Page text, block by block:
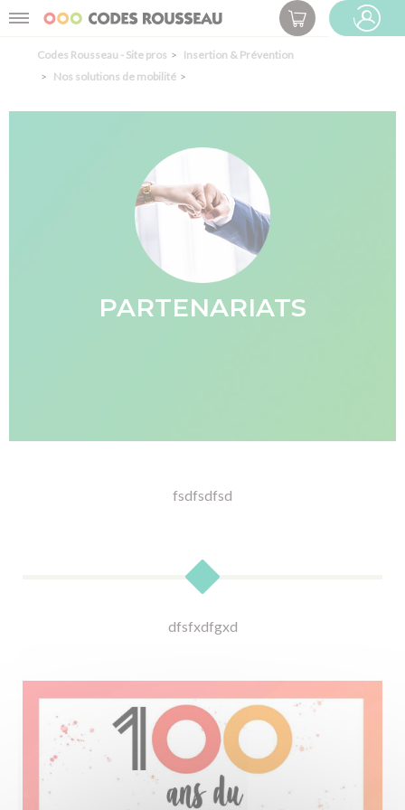
Menu
Codes Rousseau - Site pros
Insertion & Prévention
Nos solutions de mobilité
PARTENARIATS
fsdfsdfsd
dfsfxdfgxd
Panneau de gestion des cookies